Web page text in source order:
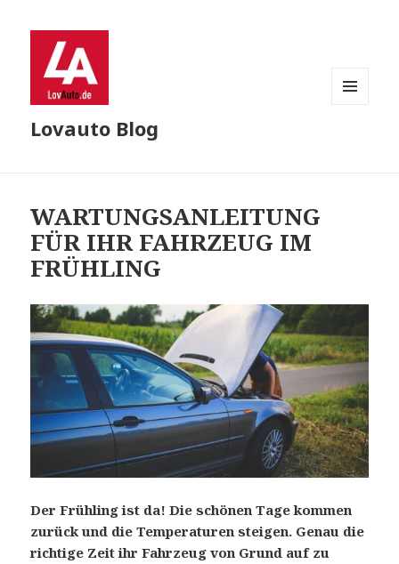
Lovauto Blog
WARTUNGSANLEITUNG
FÜR IHR FAHRZEUG IM
FRÜHLING
Der Frühling ist da! Die schönen Tage kommen
zurück und die Temperaturen steigen. Genau die
richtige Zeit ihr Fahrzeug von Grund auf zu